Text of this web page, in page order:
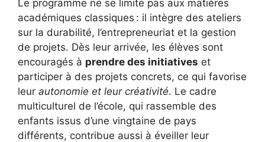
Le programme ne se limite pas aux matières
académiques classiques : il intègre des ateliers
sur la durabilité, l’entrepreneuriat et la gestion
de projets. Dès leur arrivée, les élèves sont
encouragés à prendre des initiatives et
participer à des projets concrets, ce qui favorise
leur autonomie et leur créativité. Le cadre
multiculturel de l’école, qui rassemble des
enfants issus d’une vingtaine de pays
différents, contribue aussi à éveiller leur